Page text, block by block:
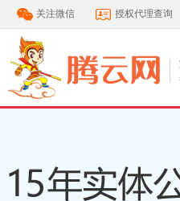
关注微信 授权代理查询